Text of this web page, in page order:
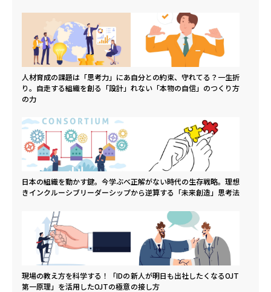
人材育成の課題は「思考力」にあ
り。自走する組織を創る「設計」
の力
自分との約束、守れてる？一生折
れない「本物の自信」のつくり方
日本の組織を動かす鍵。今学ぶべ
きインクルーシブリーダーシップ
正解がない時代の生存戦略。理想
から逆算する「未来創造」思考法
現場の教え方を科学する！「IDの
第一原理」を活用したOJTの極意
新人が明日も出社したくなるOJT
の接し方